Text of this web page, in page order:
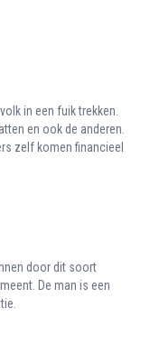
in een fuik trekken.
en ook de anderen.
zelf komen financieel
door dit soort
De man is een